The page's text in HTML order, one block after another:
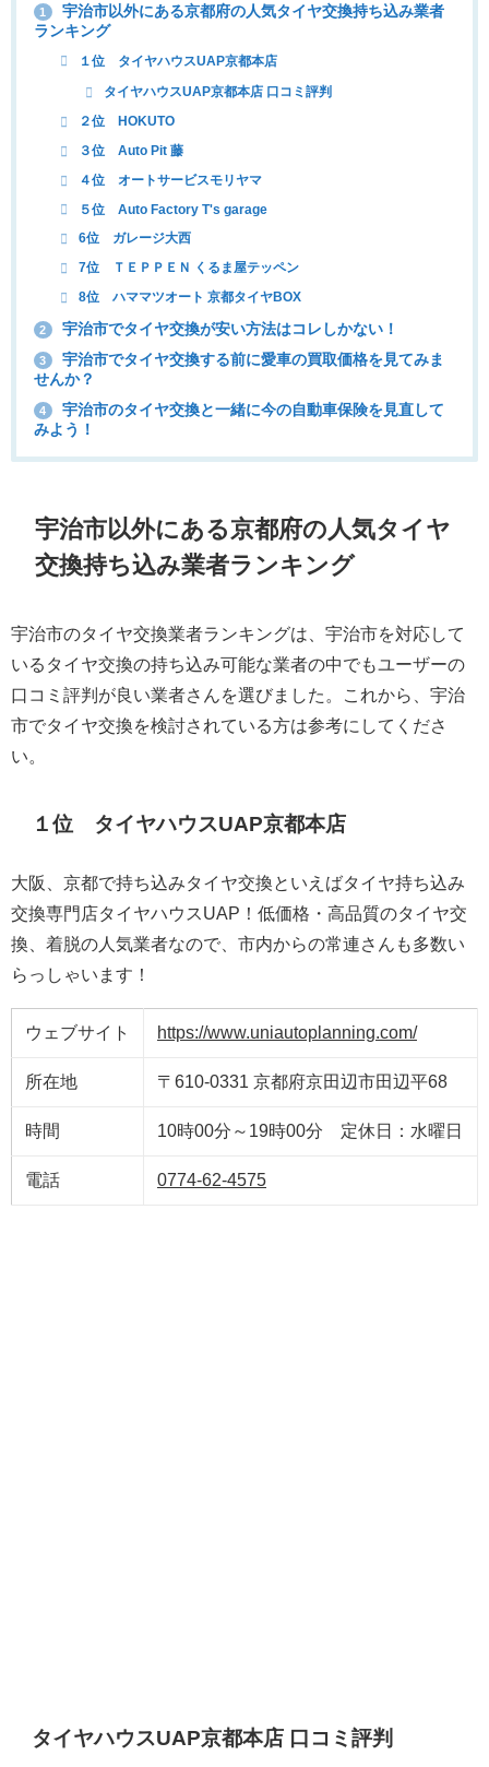
1
宇治市以外にある京都府の人気タイヤ交換持ち込み業者
ランキング
１位 タイヤハウスUAP京都本店
タイヤハウスUAP京都本店 口コミ評判
２位 HOKUTO
３位 Auto Pit 藤
４位 オートサービスモリヤマ
５位 Auto Factory T's garage
6位 ガレージ大西
7位 ＴＥＰＰＥＮ くるま屋テッペン
8位 ハママツオート 京都タイヤBOX
2 宇治市でタイヤ交換が安い方法はコレしかない！
3
宇治市でタイヤ交換する前に愛車の買取価格を見てみま
せんか？
4
宇治市のタイヤ交換と一緒に今の自動車保険を見直して
みよう！
宇治市以外にある京都府の人気タイヤ
交換持ち込み業者ランキング
宇治市のタイヤ交換業者ランキングは、宇治市を対応して
いるタイヤ交換の持ち込み可能な業者の中でもユーザーの
口コミ評判が良い業者さんを選びました。これから、宇治
市でタイヤ交換を検討されている方は参考にしてくださ
い。
１位 タイヤハウスUAP京都本店
大阪、京都で持ち込みタイヤ交換といえばタイヤ持ち込み
交換専門店タイヤハウスUAP！低価格・高品質のタイヤ交
換、着脱の人気業者なので、市内からの常連さんも多数い
らっしゃいます！
ウェブサイト https://www.uniautoplanning.com/
所在地 〒610-0331 京都府京田辺市田辺平68
時間 10時00分～19時00分 定休日：水曜日
電話 0774-62-4575
タイヤハウスUAP京都本店 口コミ評判